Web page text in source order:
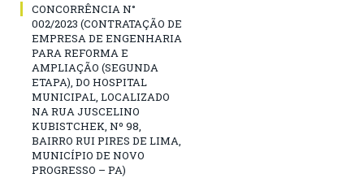
CONCORRÊNCIA N°
002/2023 (CONTRATAÇÃO DE
EMPRESA DE ENGENHARIA
PARA REFORMA E
AMPLIAÇÃO (SEGUNDA
ETAPA), DO HOSPITAL
MUNICIPAL, LOCALIZADO
NA RUA JUSCELINO
KUBISTCHEK, Nº 98,
BAIRRO RUI PIRES DE LIMA,
MUNICÍPIO DE NOVO
PROGRESSO – PA)